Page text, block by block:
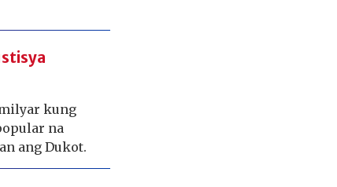
kung
na
ang Dukot.